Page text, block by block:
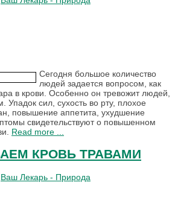
Сегодня большое количество
людей задается вопросом, как
в крови. Особенно он тревожит людей,
сил, сухость во рту, плохое
повышение аппетита, ухудшение
свидетельствуют о повышенном
Read more ...
КРОВЬ ТРАВАМИ
Ваш Лекарь - Природа